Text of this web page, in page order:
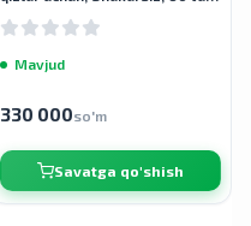
Mavjud
330 000so'm
Savatga qo'shish